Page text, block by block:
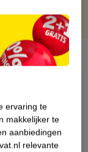
Nature
ervaring te
makkelijker te
aanbiedingen
relevante